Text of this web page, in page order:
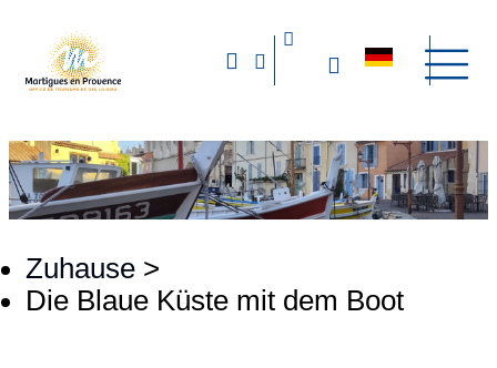
Zuhause >
Die Blaue Küste mit dem Boot